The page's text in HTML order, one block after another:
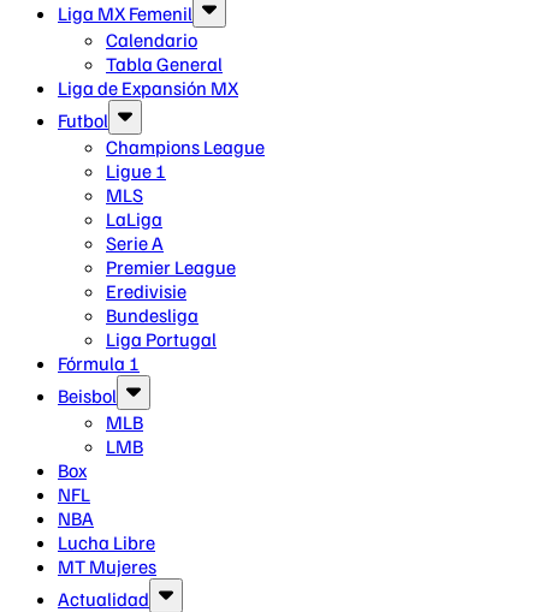
Liga MX Femenil
Calendario
Tabla General
Liga de Expansión MX
Futbol
Champions League
Ligue 1
MLS
LaLiga
Serie A
Premier League
Eredivisie
Bundesliga
Liga Portugal
Fórmula 1
Beisbol
MLB
LMB
Box
NFL
NBA
Lucha Libre
MT Mujeres
Actualidad